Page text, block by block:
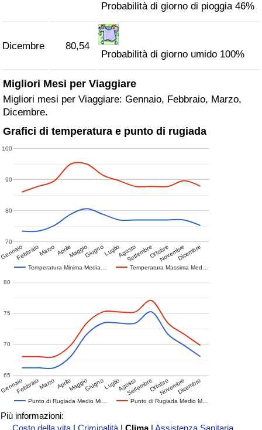
Probabilità di giorno di pioggia 46%
Dicembre 80,54
Probabilità di giorno umido 100%
Migliori Mesi per Viaggiare
Migliori mesi per Viaggiare: Gennaio, Febbraio, Marzo,
Dicembre.
Grafici di temperatura e punto di rugiada
Temperatura Minima Media… Temperatura Massima Med…
GennaioFebbraioMarzo AprileMaggioGiugnoLuglioAgosto
SettembreOttobreNovembreDicembre
70
80
90
100
Punto di Rugiada Medio Mi… Punto di Rugiada Medio M…
GennaioFebbraioMarzo AprileMaggioGiugnoLuglioAgosto
SettembreOttobreNovembreDicembre
65
70
75
80
Più informazioni:
Costo della vita |Criminalità |Clima | Assistenza Sanitaria